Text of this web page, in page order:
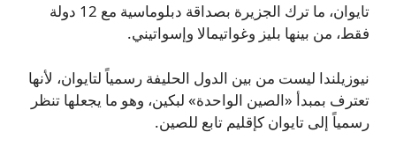
تايوان، ما ترك الجزيرة بصداقة دبلوماسية مع 12 دولة
فقط، من بينها بليز وغواتيمالا وإسواتيني.
نيوزيلندا ليست من بين الدول الحليفة رسمياً لتايوان، لأنها
تعترف بمبدأ «الصين الواحدة» لبكين، وهو ما يجعلها تنظر
رسمياً إلى تايوان كإقليم تابع للصين.